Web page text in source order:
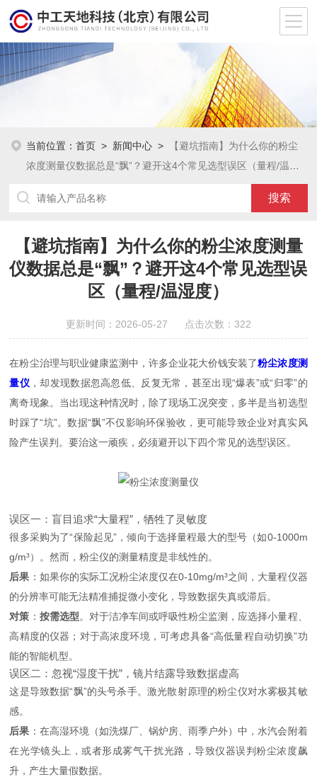
当前位置：首页 > 新闻中心 >
【避坑指南】为什么你的粉尘
浓度测量仪数据总是“飘”？避开这4个常见选型误区（量程/温湿
【避坑指南】为什么你的粉尘浓度测量
仪数据总是“飘”？避开这4个常见选型误
区（量程/温湿度）
更新时间：2026-05-27 点击次数：322
在粉尘治理与职业健康监测中，许多企业花大价钱安装了粉尘浓度测
量仪 ，却发现数据忽高忽低、反复无常，甚至出现“爆表”或“归零”的
离奇现象。当出现这种情况时，除了现场工况突变，多半是当初选型
时踩了“坑”。数据“飘”不仅影响环保验收，更可能导致企业对真实风
险产生误判。要治这一顽疾，必须避开以下四个常见的选型误区。
误区一：盲目追求“大量程”，牺牲了灵敏度
很多采购为了“保险起见”，倾向于选择量程最大的型号（如0-1000m
g/m³）。然而，粉尘仪的测量精度是非线性的。
后果 ：如果你的实际工况粉尘浓度仅在0-10mg/m³之间，大量程仪器
的分辨率可能无法精准捕捉微小变化，导致数据失真或滞后。
对策 ： 按需选型。对于洁净车间或呼吸性粉尘监测，应选择小量程、
高精度的仪器；对于高浓度环境，可考虑具备“高低量程自动切换”功
能的智能机型。
误区二：忽视“湿度干扰”，镜片结露导致数据虚高
这是导致数据“飘”的头号杀手。激光散射原理的粉尘仪对水雾极其敏
感。
后果 ：在高湿环境（如洗煤厂、锅炉房、雨季户外）中，水汽会附着
在光学镜头上，或者形成雾气干扰光路，导致仪器误判粉尘浓度飙
升，产生大量假数据。